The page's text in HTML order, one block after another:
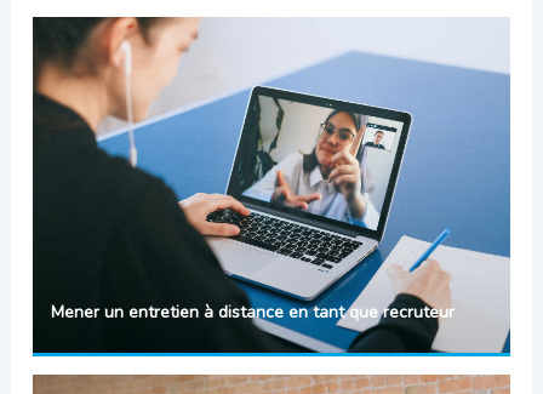
Mener un entretien à distance en tant que recruteur